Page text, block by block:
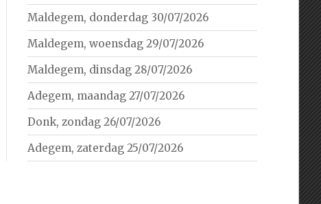
Maldegem, donderdag 30/07/2026
Maldegem, woensdag 29/07/2026
Maldegem, dinsdag 28/07/2026
Adegem, maandag 27/07/2026
Donk, zondag 26/07/2026
Adegem, zaterdag 25/07/2026